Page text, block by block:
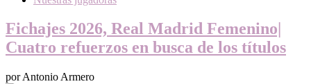
Fichajes 2026, Real Madrid Femenino|
Cuatro refuerzos en busca de los títulos
por Antonio Armero